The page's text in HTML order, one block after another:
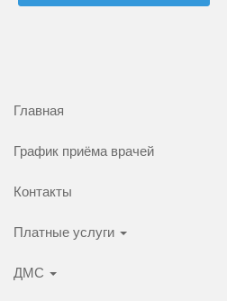
Главная
График приёма врачей
Контакты
Платные услуги
ДМС